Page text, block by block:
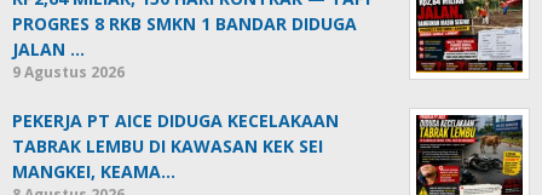
PROGRES 8 RKB SMKN 1 BANDAR DIDUGA
JALAN …
9 Agustus 2026
PEKERJA PT AICE DIDUGA KECELAKAAN
TABRAK LEMBU DI KAWASAN KEK SEI
MANGKEI, KEAMA…